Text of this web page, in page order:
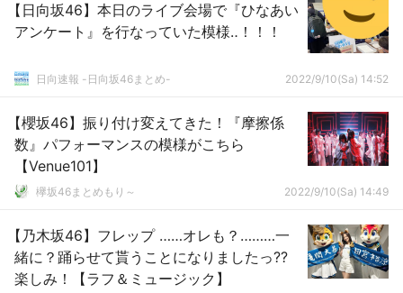
【日向坂46】本日のライブ会場で『ひなあい
アンケート』を行なっていた模様‥！！！
日向速報 -日向坂46まとめ- 2022/9/10(Sa) 14:52
【櫻坂46】振り付け変えてきた！『摩擦係
数』パフォーマンスの模様がこちら
【Venue101】
欅坂46まとめもり～ 2022/9/10(Sa) 14:49
【乃木坂46】フレップ ……オレも？………一
緒に？踊らせて貰うことになりましたっ??
楽しみ！【ラフ＆ミュージック】